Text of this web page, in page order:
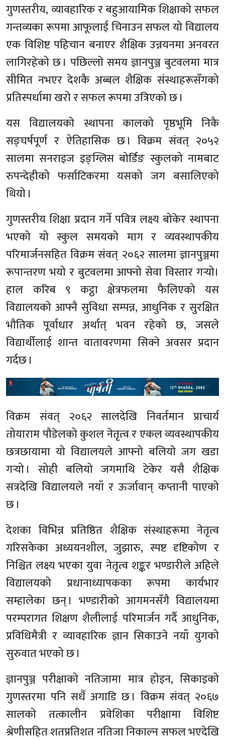
गुणस्तरीय, व्यावहारिक र बहुआयामिक शिक्षाको सफल
गन्तव्यका रूपमा आफूलाई चिनाउन सफल यो विद्यालय
एक विशिष्ट पहिचान बनाएर शैक्षिक उन्नयनमा अनवरत
लागिरहेको छ । पछिल्लो समय ज्ञानपुञ्ज बुटवलमा मात्र
सीमित नभएर देशकै अब्बल शैक्षिक संस्थाहरूसँगको
प्रतिस्पर्धामा खरो र सफल रूपमा उत्रिएको छ ।
यस विद्यालयको स्थापना कालको पृष्ठभूमि निकै
सङ्घर्षपूर्ण र ऐतिहासिक छ । विक्रम संवत् २०५२
सालमा सनराइज इङ्ग्लिस बोर्डिङ स्कुलको नामबाट
रुपन्देहीको फर्साटिकरमा यसको जग बसालिएको
थियो ।
गुणस्तरीय शिक्षा प्रदान गर्ने पवित्र लक्ष्य बोकेर स्थापना
भएको यो स्कुल समयको माग र व्यवस्थापकीय
परिमार्जनसहित विक्रम संवत् २०६२ सालमा ज्ञानपुञ्जमा
रूपान्तरण भयो र बुटवलमा आफ्नो सेवा विस्तार गर्‍यो।
हाल करिब ९ कट्ठा क्षेत्रफलमा फैलिएको यस
विद्यालयको आफ्नै सुविधा सम्पन्न, आधुनिक र सुरक्षित
भौतिक पूर्वाधार अर्थात् भवन रहेको छ, जसले
विद्यार्थीलाई शान्त वातावरणमा सिक्ने अवसर प्रदान
गर्दछ ।
विक्रम संवत् २०६२ सालदेखि निवर्तमान प्राचार्य
तोयाराम पौडेलको कुशल नेतृत्व र एकल व्यवस्थापकीय
छत्रछायामा यो विद्यालयले आफ्नो बलियो जग खडा
गर्‍यो । सोही बलियो जगमाथि टेकेर यसै शैक्षिक
सत्रदेखि विद्यालयले नयाँ र ऊर्जावान् कप्तानी पाएको
छ ।
देशका विभिन्न प्रतिष्ठित शैक्षिक संस्थाहरूमा नेतृत्व
गरिसकेका अध्ययनशील, जुझारु, स्पष्ट दृष्टिकोण र
निश्चित लक्ष्य भएका युवा नेतृत्व शङ्कर भण्डारीले अहिले
विद्यालयको प्रधानाध्यापकका रूपमा कार्यभार
सम्हालेका छन् । भण्डारीको आगमनसँगै विद्यालयमा
परम्परागत शिक्षण शैलीलाई परिमार्जन गर्दै आधुनिक,
प्रविधिमैत्री र व्यावहारिक ज्ञान सिकाउने नयाँ युगको
सुरुवात भएको छ ।
ज्ञानपुञ्ज परीक्षाको नतिजामा मात्र होइन, सिकाइको
गुणस्तरमा पनि सधैँ अगाडि छ । विक्रम संवत् २०६७
सालको तत्कालीन प्रवेशिका परीक्षामा विशिष्ट
श्रेणीसहित शतप्रतिशत नतिजा निकाल्न सफल भएदेखि